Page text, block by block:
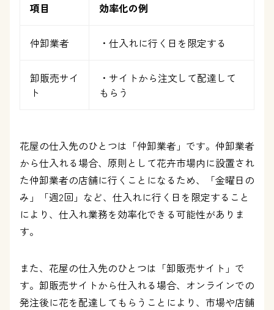
項目 効率化の例
仲卸業者 ・仕入れに行く日を限定する
卸販売サイ
ト
・サイトから注文して配達して
もらう
花屋の仕入先のひとつは「仲卸業者」です。仲卸業者
から仕入れる場合、原則として花卉市場内に設置され
た仲卸業者の店舗に行くことになるため、「金曜日の
み」「週2回」など、仕入れに行く日を限定すること
により、仕入れ業務を効率化できる可能性がありま
す。
また、花屋の仕入先のひとつは「卸販売サイト」で
す。卸販売サイトから仕入れる場合、オンラインでの
発注後に花を配達してもらうことにより、市場や店舗